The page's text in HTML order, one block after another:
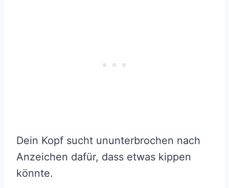
Dein Kopf sucht ununterbrochen nach
Anzeichen dafür, dass etwas kippen
könnte.